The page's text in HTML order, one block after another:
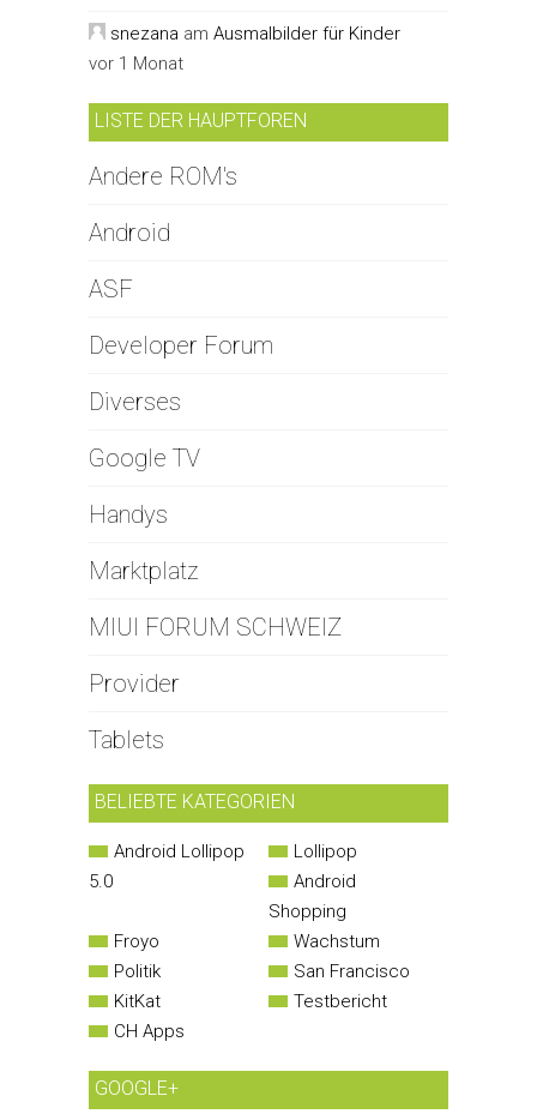
snezana am Ausmalbilder für Kinder
vor 1 Monat
LISTE DER HAUPTFOREN
Andere ROM's
Android
ASF
Developer Forum
Diverses
Google TV
Handys
Marktplatz
MIUI FORUM SCHWEIZ
Provider
Tablets
BELIEBTE KATEGORIEN
Android Lollipop
5.0
Lollipop
Android
Shopping
Froyo
Wachstum
Politik
San Francisco
KitKat
Testbericht
CH Apps
GOOGLE+